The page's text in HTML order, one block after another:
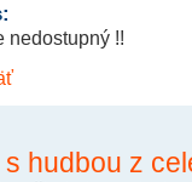
nedostupný !!
s hudbou z